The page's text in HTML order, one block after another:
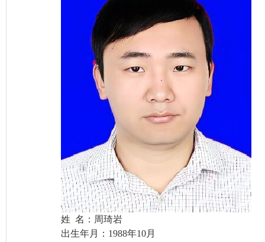
姓 名：周琦岩
出生年月：1988年10月